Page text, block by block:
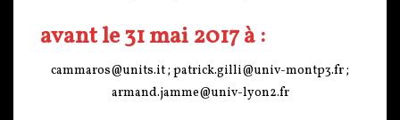
avant le 31 mai 2017 à :
cammaros@units.it ; patrick.gilli@univ-montp3.fr ;
armand.jamme@univ-lyon2.fr